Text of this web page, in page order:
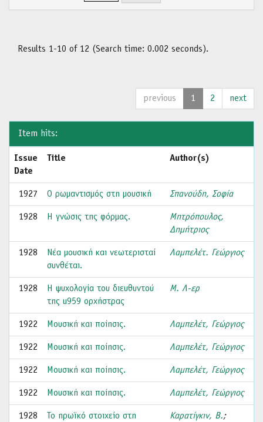
Results 1-10 of 12 (Search time: 0.002 seconds).
previous 1 2 next
Item hits:
Issue
Date
Title Author(s)
1927 Ο ρωμαντισμός στη μουσική Σπανούδη, Σοφία
1928 Η γνώσις της φόρμας.
Μητρόπουλος,
Δημήτριος
1928
Νέα μουσική και νεωτερισταί
συνθέται.
Λαμπελέτ. Γεώργιος
1928
Η ψυχολογία του διευθυντού
της u959 ορχήστρας
Μ. Λ-ερ
1922 Μουσική και ποίησις. Λαμπελέτ, Γεώργιος
1922 Μουσική και ποίησις. Λαμπελέτ, Γεώργιος
1922 Μουσική και ποίησις. Λαμπελέτ, Γεώργιος
1922 Μουσική και ποίησις. Λαμπελέτ, Γεώργιος
1928
Το ηρωϊκό στοιχείο στη
Καρατίγκιν, Β.;